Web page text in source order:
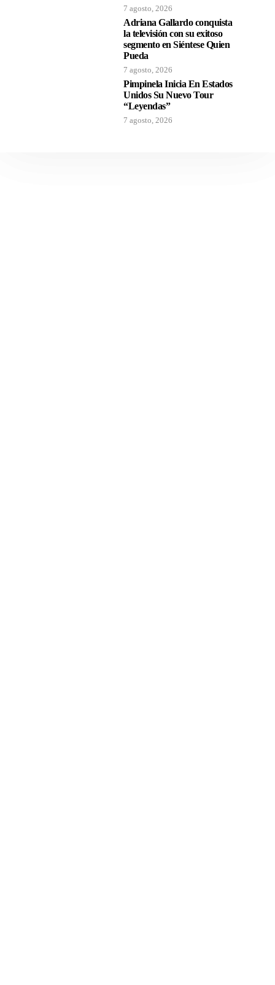
7 agosto, 2026
Adriana Gallardo conquista
la televisión con su exitoso
segmento en Siéntese Quien
Pueda
7 agosto, 2026
Pimpinela Inicia En Estados
Unidos Su Nuevo Tour
“Leyendas”
7 agosto, 2026